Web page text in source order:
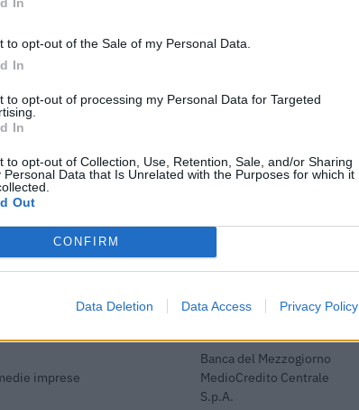
to opt-out of the Sale of my Personal Data.
In
to opt-out of processing my Personal Data for Targeted
In
to opt-out of Collection, Use, Retention, Sale, and/or Sharing
Personal Data that Is Unrelated with the Purposes for which it
Out
CONFIRM
Data Deletion Data Access Privacy Policy
previdenziali per
1 comma 10-15 L. 178/
imprese
Banca del Mezzogiorno
previdenziali per nuove
nel bienni
previdenziali per
1 comma 10-15 L. 178/
imprese
MedioCredito Centrale
imprese
Banca del Mezzogiorno
MedioCredito Centrale
S.p.A.